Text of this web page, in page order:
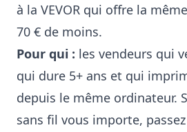
à la VEVOR qui offre la
70 € de moins.
Pour qui : les vendeurs qui
qui dure 5+ ans et qui
depuis le même ordinateur.
sans fil vous importe,